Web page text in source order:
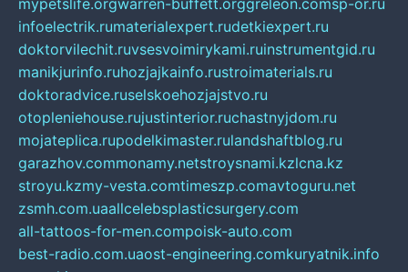
mypetslife.orgwarren-buffett.orggreleon.comsp-or.ru
infoelectrik.rumaterialexpert.rudetkiexpert.ru
doktorvilechit.ruvsesvoimirykami.ruinstrumentgid.ru
manikjurinfo.ruhozjajkainfo.rustroimaterials.ru
doktoradvice.ruselskoehozjajstvo.ru
otopleniehouse.rujustinterior.ruchastnyjdom.ru
mojateplica.rupodelkimaster.rulandshaftblog.ru
garazhov.commonamy.netstroysnami.kzlcna.kz
stroyu.kzmy-vesta.comtimeszp.comavtoguru.net
zsmh.com.uaallcelebsplasticsurgery.com
all-tattoos-for-men.compoisk-auto.com
best-radio.com.uaost-engineering.comkuryatnik.info